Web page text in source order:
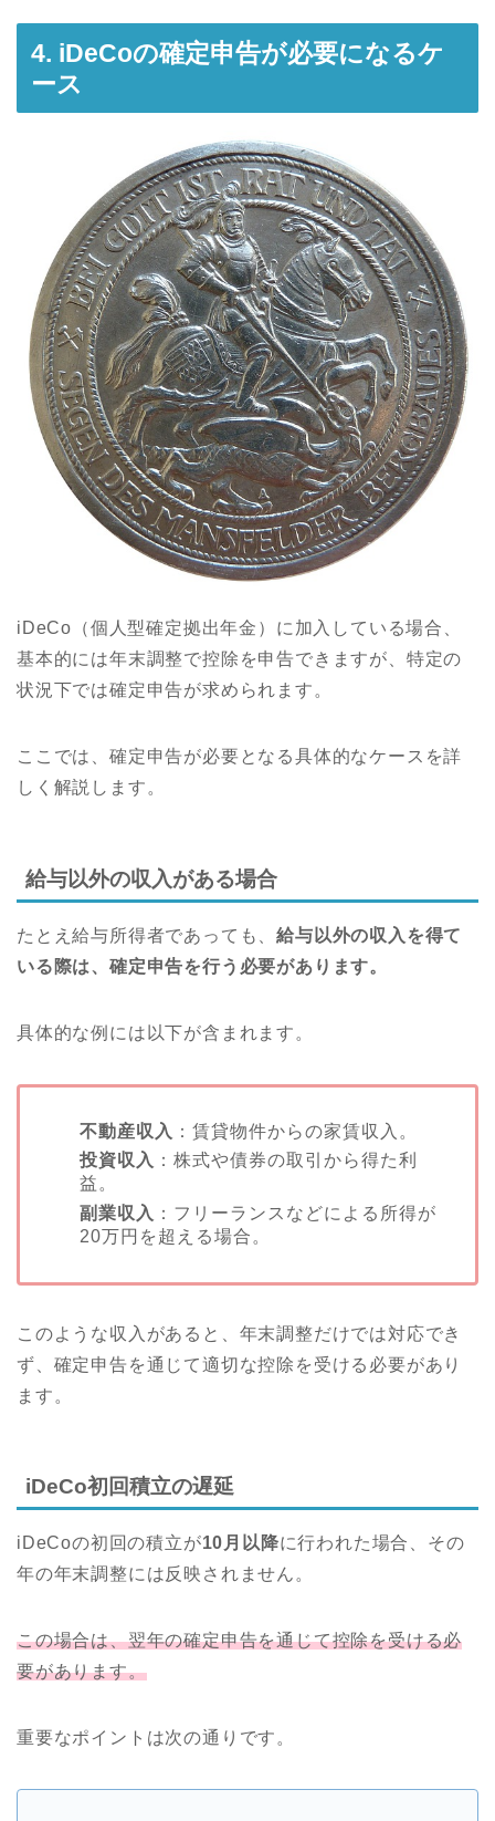
4. iDeCoの確定申告が必要になるケ
ース
iDeCo（個人型確定拠出年金）に加入している場合、
基本的には年末調整で控除を申告できますが、特定の
状況下では確定申告が求められます。
ここでは、確定申告が必要となる具体的なケースを詳
しく解説します。
給与以外の収入がある場合
たとえ給与所得者であっても、給与以外の収入を得て
いる際は、確定申告を行う必要があります。
具体的な例には以下が含まれます。
不動産収入 ：賃貸物件からの家賃収入。
投資収入 ：株式や債券の取引から得た利
益。
副業収入 ：フリーランスなどによる所得が
20万円を超える場合。
このような収入があると、年末調整だけでは対応でき
ず、確定申告を通じて適切な控除を受ける必要があり
ます。
iDeCo初回積立の遅延
iDeCoの初回の積立が10月以降に行われた場合、その
年の年末調整には反映されません。
この場合は、翌年の確定申告を通じて控除を受ける必
要があります。
重要なポイントは次の通りです。